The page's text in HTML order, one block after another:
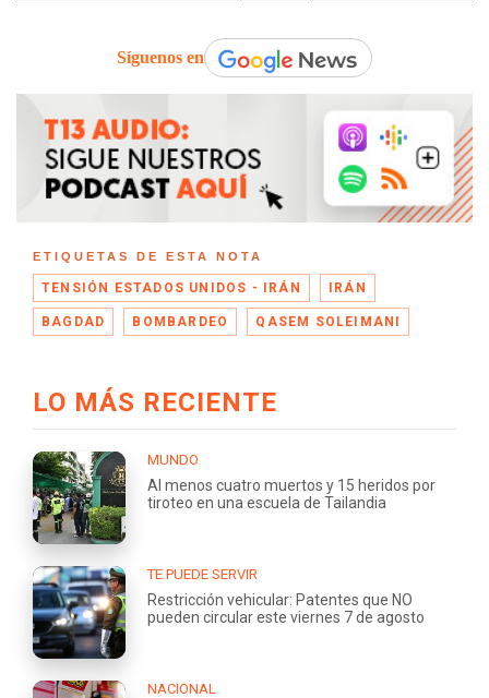
Síguenos en
ETIQUETAS DE ESTA NOTA
TENSIÓN ESTADOS UNIDOS - IRÁN IRÁN
BAGDAD BOMBARDEO QASEM SOLEIMANI
LO MÁS RECIENTE
MUNDO
Al menos cuatro muertos y 15 heridos por
tiroteo en una escuela de Tailandia
TE PUEDE SERVIR
Restricción vehicular: Patentes que NO
pueden circular este viernes 7 de agosto
NACIONAL